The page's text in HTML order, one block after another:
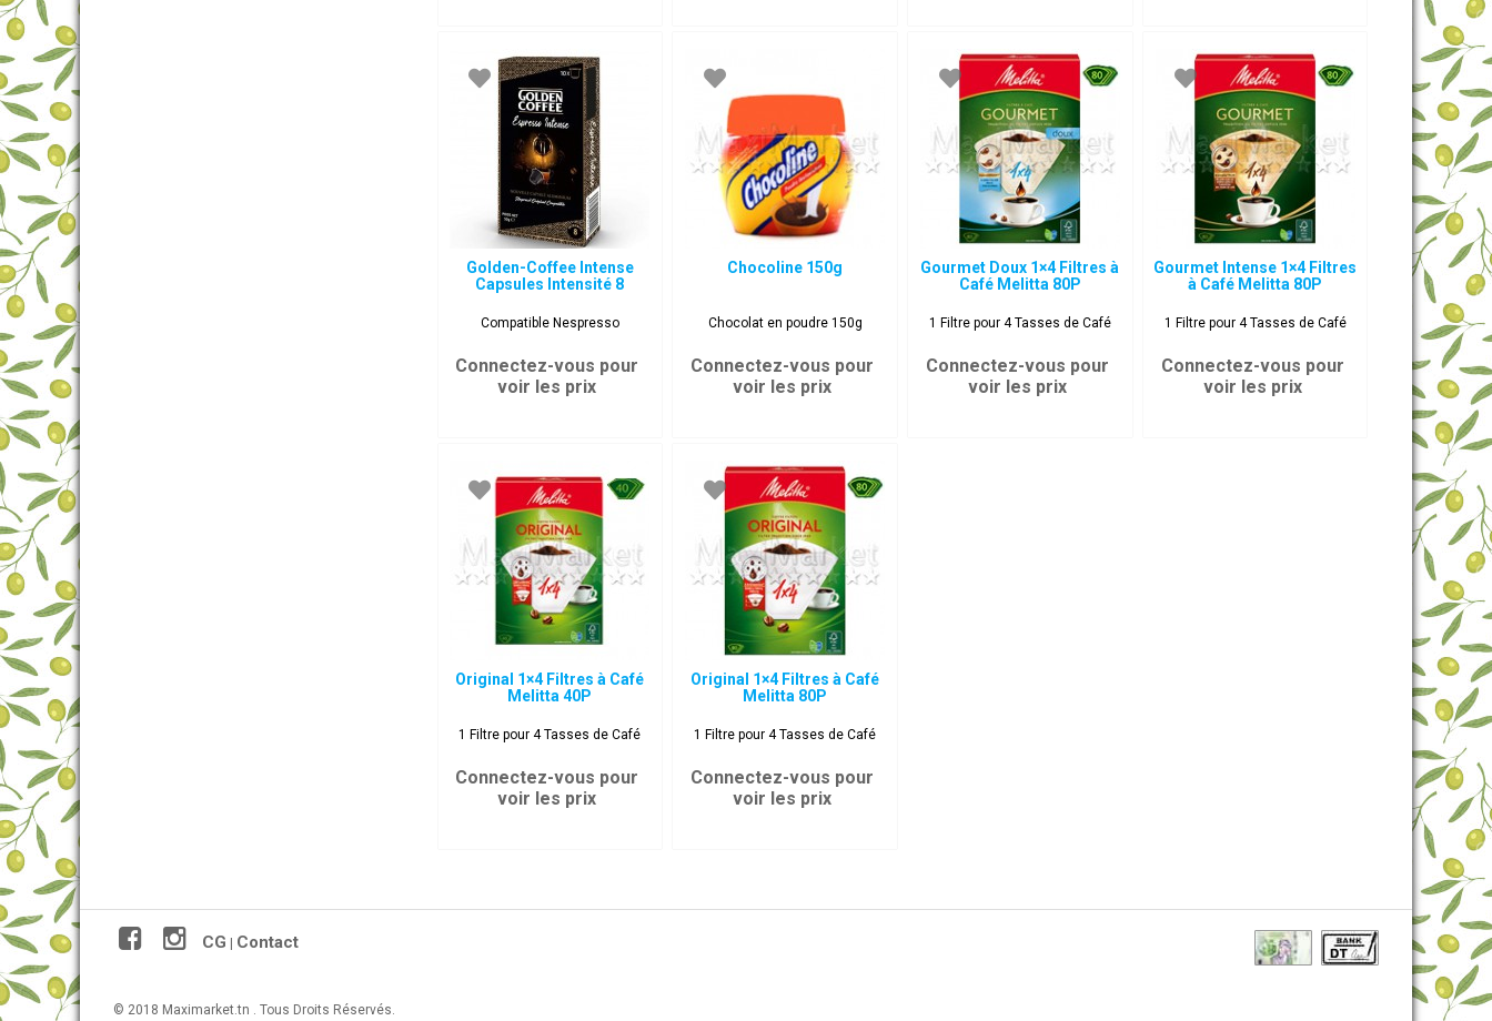
Golden-Coffee Intense
Capsules Intensité 8
Compatible Nespresso
Connectez-vous pour
voir les prix
Chocoline 150g
Chocolat en poudre 150g
Connectez-vous pour
voir les prix
Gourmet Doux 1×4 Filtres à
Café Melitta 80P
1 Filtre pour 4 Tasses de Café
Connectez-vous pour
voir les prix
Gourmet Intense 1×4 Filtres
à Café Melitta 80P
1 Filtre pour 4 Tasses de Café
Connectez-vous pour
voir les prix
Original 1×4 Filtres à Café
Melitta 40P
1 Filtre pour 4 Tasses de Café
Connectez-vous pour
voir les prix
Original 1×4 Filtres à Café
Melitta 80P
1 Filtre pour 4 Tasses de Café
Connectez-vous pour
voir les prix
CG Contact
© 2018 Maximarket.tn . Tous Droits Réservés.